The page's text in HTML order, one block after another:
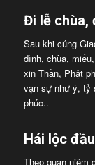
Đi lễ chùa,
Sau khi cúng
đình, chùa,
xin Thần, Phật
vạn sự như ý, tỷ
phúc..
Hái lộc
Theo quan niệm